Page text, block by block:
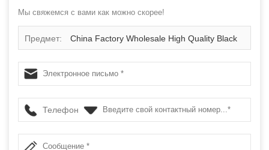
Мы свяжемся с вами как можно скорее!
Предмет: China Factory Wholesale High Quality Black
Full Rubber Bumper Weight Bumper Plate
Телефон